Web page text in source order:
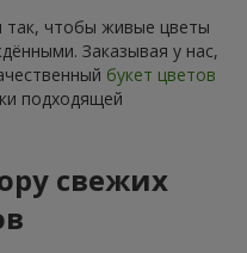
так, чтобы живые цветы
Заказывая у нас,
букет цветов
подходящей
свежих